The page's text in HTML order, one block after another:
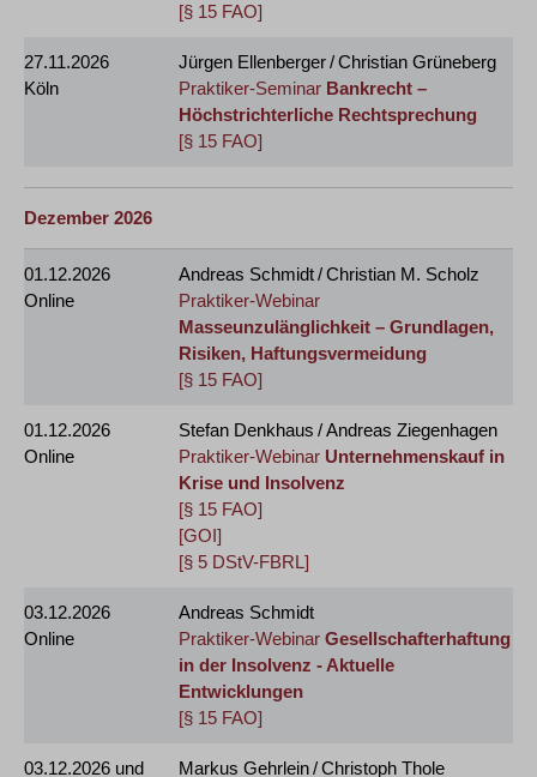
[§ 15 FAO]
27.11.2026
Köln
Jürgen Ellenberger / Christian Grüneberg
Praktiker-Seminar Bankrecht –
Höchstrichterliche Rechtsprechung
[§ 15 FAO]
Dezember 2026
01.12.2026
Online
Andreas Schmidt / Christian M. Scholz
Praktiker-Webinar
Masseunzulänglichkeit – Grundlagen,
Risiken, Haftungsvermeidung
[§ 15 FAO]
01.12.2026
Online
Stefan Denkhaus / Andreas Ziegenhagen
Praktiker-Webinar Unternehmenskauf in
Krise und Insolvenz
[§ 15 FAO]
[GOI]
[§ 5 DStV-FBRL]
03.12.2026
Online
Andreas Schmidt
Praktiker-Webinar Gesellschafterhaftung
in der Insolvenz - Aktuelle
Entwicklungen
[§ 15 FAO]
03.12.2026 und Markus Gehrlein / Christoph Thole